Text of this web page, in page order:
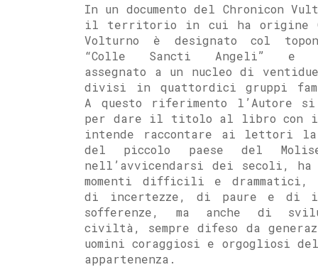
In un documento del Chronicon
il territorio in cui ha origine
Volturno è designato col
“Colle Sancti Angeli” e
assegnato a un nucleo di
divisi in quattordici gruppi
A questo riferimento l’Autore
per dare il titolo al libro con
intende raccontare ai lettori
del piccolo paese del
nell’avvicendarsi dei secoli, ha
momenti difficili e drammatici,
di incertezze, di paure e di
sofferenze, ma anche di
civiltà, sempre difeso da
uomini coraggiosi e orgogliosi
appartenenza.